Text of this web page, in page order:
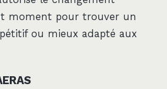
moment pour trouver un
ou mieux adapté aux